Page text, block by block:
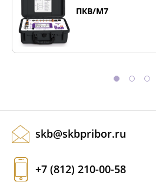
ПКВ/М7
skb@skbpribor.ru
+7 (812) 210-00-58